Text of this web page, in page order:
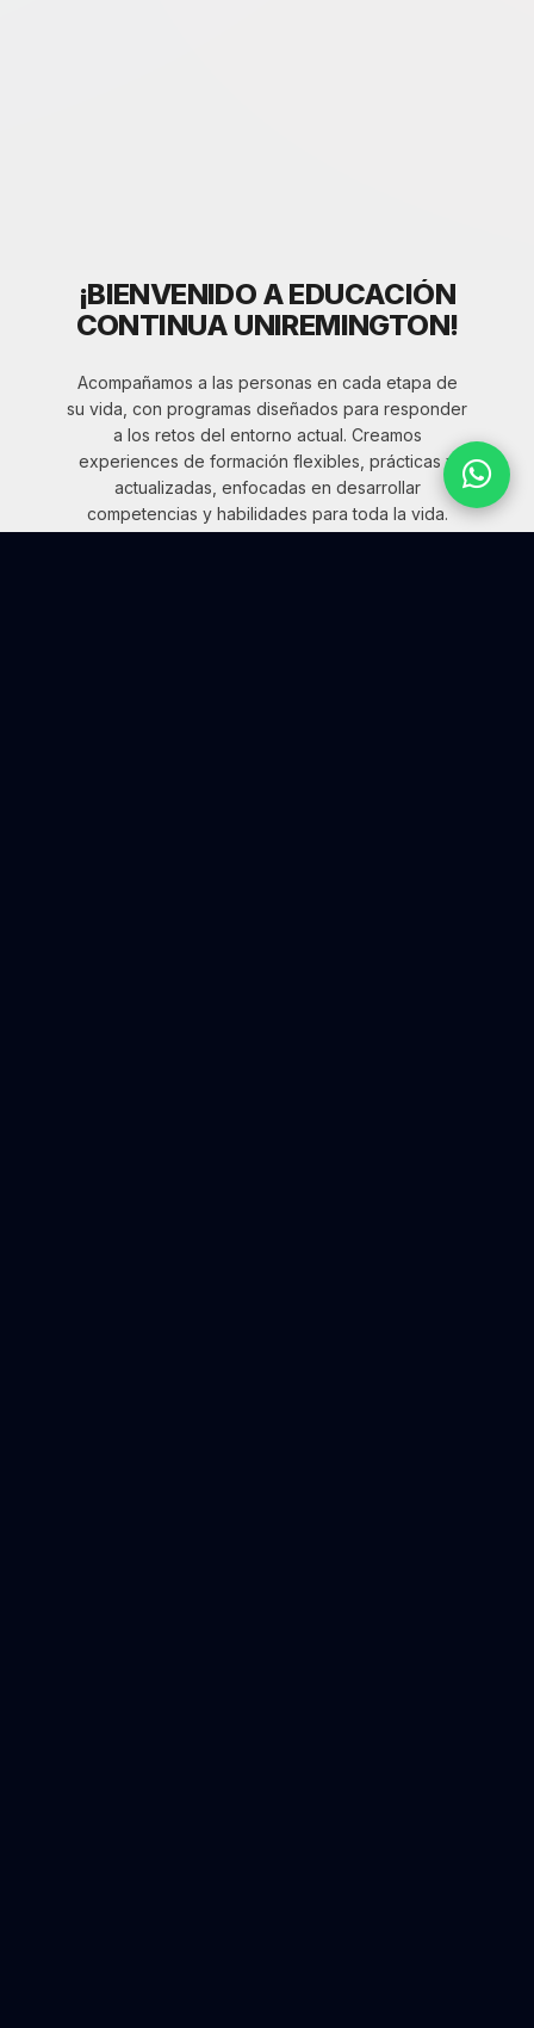
¡BIENVENIDO A EDUCACIÓN
CONTINUA UNIREMINGTON!
Acompañamos a las personas en cada etapa de
su vida, con programas diseñados para responder
a los retos del entorno actual. Creamos
experiences de formación flexibles, prácticas y
actualizadas, enfocadas en desarrollar
competencias y habilidades para toda la vida.